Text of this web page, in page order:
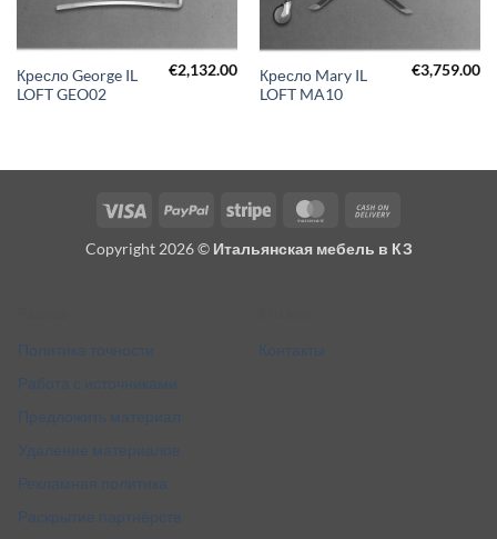
Кресло George IL
LOFT GEO02
€2,132.00
Кресло Mary IL
LOFT MA10
€3,759.00
Visa PayPal Stripe MasterCard
Delivery
Copyright 2026 © Итальянская мебель в КЗ
Политика точности
Работа с источниками
Предложить материал
Удаление материалов
Рекламная политика
Раскрытие партнёрств
Контакты